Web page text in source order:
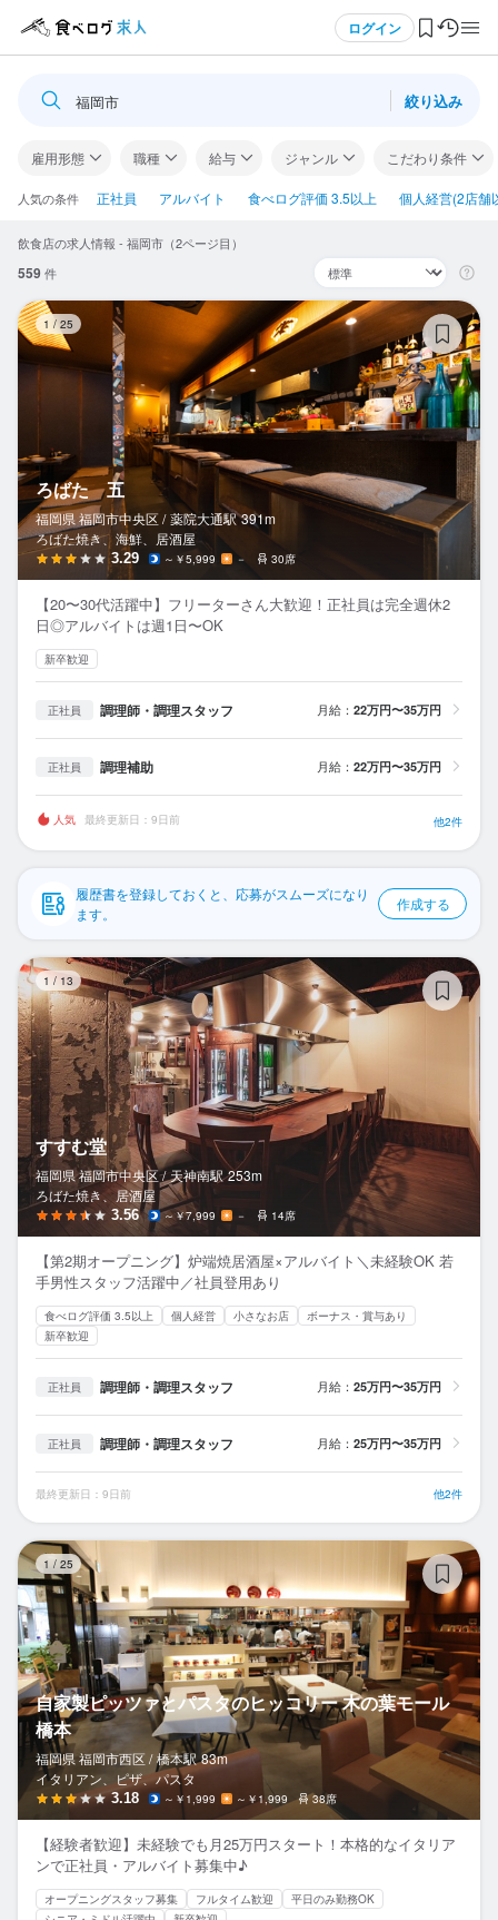
ログイン
食べログ求人TOP
求人検索
閲覧履歴
気になる求人
検索履歴・保存した条件
応募履歴
WEB履歴書
スカウト・メルマガ受信設定
ヘルプ・お問い合わせフォーム
掲載をご検討の店舗様へ
プライバシーポリシー
利用規約
企業情報
福岡市 絞り込み
雇用形態 職種 給与 ジャンル こだわり条件
人気の条件 正社員 アルバイト 食べログ評価 3.5以上 個人経営(2店舗
飲食店の求人情報 - 福岡市（2ページ目）
559件
1 / 25
ろばた 五
福岡県 福岡市中央区 / 薬院大通駅 391m
ろばた焼き、海鮮、居酒屋
3.29 ～￥5,999 － 30席
【20〜30代活躍中】フリーターさん大歓迎！正社員は完全週休2
日◎アルバイトは週1日〜OK
新卒歓迎
正社員 調理師・調理スタッフ 月給： 22万円〜35万円
正社員 調理補助 月給： 22万円〜35万円
人気 最終更新日：9日前 他2件
履歴書を登録しておくと、応募がスムーズになり
ます。
作成する
1 / 13
すすむ堂
福岡県 福岡市中央区 / 天神南駅 253m
ろばた焼き、居酒屋
3.56 ～￥7,999 － 14席
【第2期オープニング】炉端焼居酒屋×アルバイト＼未経験OK 若
手男性スタッフ活躍中／社員登用あり
食べログ評価 3.5以上 個人経営 小さなお店
ボーナス・賞与あり
新卒歓迎
正社員 調理師・調理スタッフ 月給： 25万円〜35万円
正社員 調理師・調理スタッフ 月給： 25万円〜35万円
最終更新日：9日前 他2件
1 / 25
自家製ピッツァとパスタのヒッコリー 木の葉モール
橋本
福岡県 福岡市西区 / 橋本駅 83m
イタリアン、ピザ、パスタ
3.18 ～￥1,999 ～￥1,999 38席
【経験者歓迎】未経験でも月25万円スタート！本格的なイタリア
ンで正社員・アルバイト募集中♪
オープニングスタッフ募集 フルタイム歓迎
平日のみ勤務OK